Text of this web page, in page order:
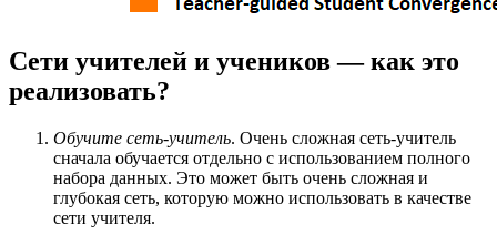
Сети учителей и учеников — как это
реализовать?
Обучите сеть-учитель. Очень сложная сеть-учитель
сначала обучается отдельно с использованием полного
набора данных. Это может быть очень сложная и
глубокая сеть, которую можно использовать в качестве
сети учителя.